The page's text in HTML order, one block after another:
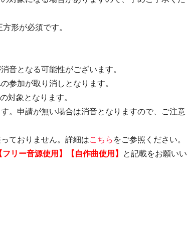
形が必須です。
音となる可能性がございます。
参加が取り消しとなります。
対象となります。
。申請が無い場合は消音となりますので、ご注意
ておりません。詳細はこちらをご参照ください。
【フリー音源使用】【自作曲使用】 と記載をお願いい